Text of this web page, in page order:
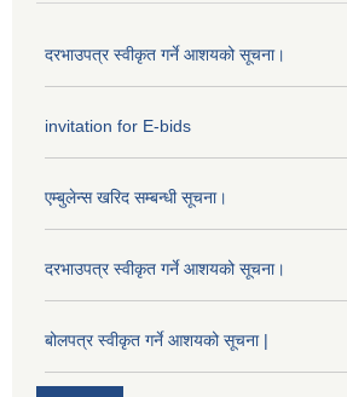
दरभाउपत्र स्वीकृत गर्ने आशयको सूचना।
invitation for E-bids
एम्बुलेन्स खरिद सम्बन्धी सूचना।
दरभाउपत्र स्वीकृत गर्ने आशयको सूचना।
बोलपत्र स्वीकृत गर्ने आशयको सूचना |